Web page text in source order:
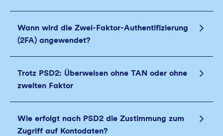
Wann wird die Zwei-Faktor-Authentifizierung
(2FA) angewendet?
Trotz PSD2: Überweisen ohne TAN oder ohne
zweiten Faktor
Wie erfolgt nach PSD2 die Zustimmung zum
Zugriff auf Kontodaten?